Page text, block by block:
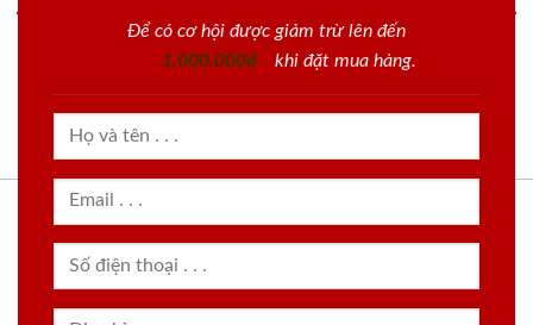
Để có cơ hội được giảm trừ lên đến
1.000.000đ
khi đặt mua hàng.